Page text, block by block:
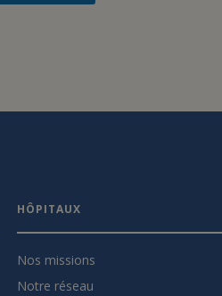
HÔPITAUX
Nos missions
Notre réseau